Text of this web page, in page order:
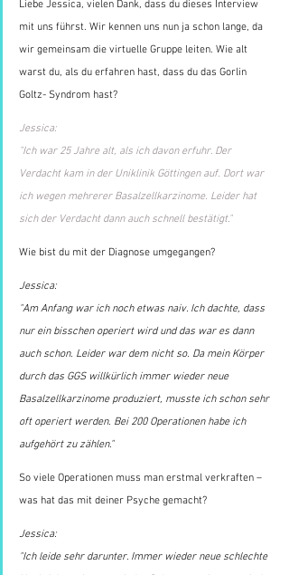
Liebe Jessica, vielen Dank, dass du dieses Interview
mit uns führst. Wir kennen uns nun ja schon lange, da
wir gemeinsam die virtuelle Gruppe leiten. Wie alt
warst du, als du erfahren hast, dass du das Gorlin
Goltz- Syndrom hast?
Jessica:
"Ich war 25 Jahre alt, als ich davon erfuhr. Der
Verdacht kam in der Uniklinik Göttingen auf. Dort war
ich wegen mehrerer Basalzellkarzinome. Leider hat
sich der Verdacht dann auch schnell bestätigt."
Wie bist du mit der Diagnose umgegangen?
Jessica:
"Am Anfang war ich noch etwas naiv. Ich dachte, dass
nur ein bisschen operiert wird und das war es dann
auch schon. Leider war dem nicht so. Da mein Körper
durch das GGS willkürlich immer wieder neue
Basalzellkarzinome produziert, musste ich schon sehr
oft operiert werden. Bei 200 Operationen habe ich
aufgehört zu zählen."
So viele Operationen muss man erstmal verkraften –
was hat das mit deiner Psyche gemacht?
Jessica:
"Ich leide sehr darunter. Immer wieder neue schlechte